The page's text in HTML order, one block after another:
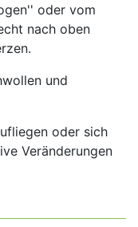
oder vom
nach oben
und
oder sich
Veränderungen